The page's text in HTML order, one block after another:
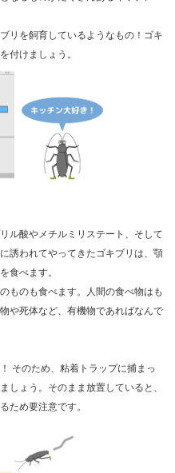
リを飼育しているようなもの！ゴキ
付けましょう。
ル酸やメチルミリステート、そして
誘われてやってきたゴキブリは、顎
食べます。
ものも食べます。人間の食べ物はも
や死体など、有機物であればなんで
そのため、粘着トラップに捕まっ
しょう。そのまま放置していると、
ため要注意です。